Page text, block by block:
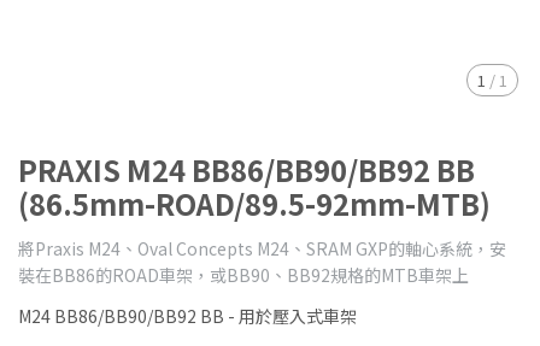
1 / 1
PRAXIS M24 BB86/BB90/BB92 BB
(86.5mm-ROAD/89.5-92mm-MTB)
將Praxis M24、Oval Concepts M24、SRAM GXP的軸心系統，安
裝在BB86的ROAD車架，或BB90、BB92規格的MTB車架上
M24 BB86/BB90/BB92 BB - 用於壓入式車架